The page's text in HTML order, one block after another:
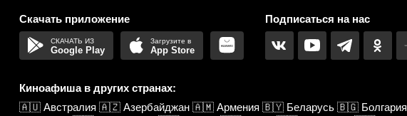
Скачать приложение
Google Play App Store
Подписаться на нас
Киноафиша в других странах:
🇦🇺 Австралия 🇦🇿 Азербайджан 🇦🇲 Армения 🇧🇾 Беларусь 🇧🇬 Болгария